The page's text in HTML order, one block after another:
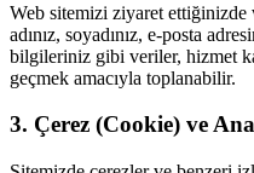
Web sitemizi ziyaret ettiğinizde
adınız, soyadınız, e-posta
bilgileriniz gibi veriler, hizmet
geçmek amacıyla toplanabilir.
3. Çerez (Cookie) ve